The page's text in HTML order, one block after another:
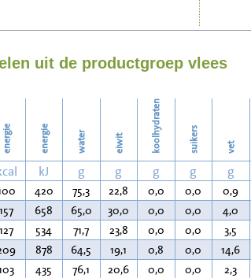
Wassen
uit de productgroep vlees
energie energie water eiwit koolhydraten suikers vet
kJ g g g g g
420 75,3 22,8 0,0 0,0 0,9
157 658 65,0 30,0 0,0 0,0 4,0
127 534 71,7 23,8 0,0 0,0 3,5
878 64,5 19,1 0,8 0,0 14,6
435 76,1 20,6 0,0 0,0 2,3